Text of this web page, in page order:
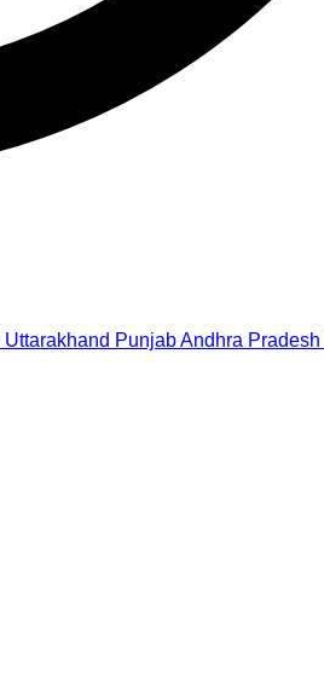
Uttarakhand PunjabAndhra Pradesh